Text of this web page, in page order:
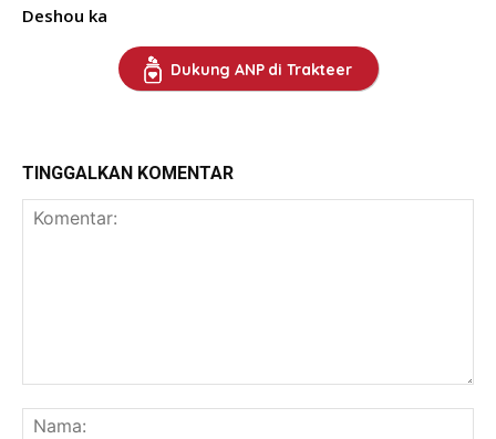
Deshou ka
Dukung ANP di Trakteer
TINGGALKAN KOMENTAR